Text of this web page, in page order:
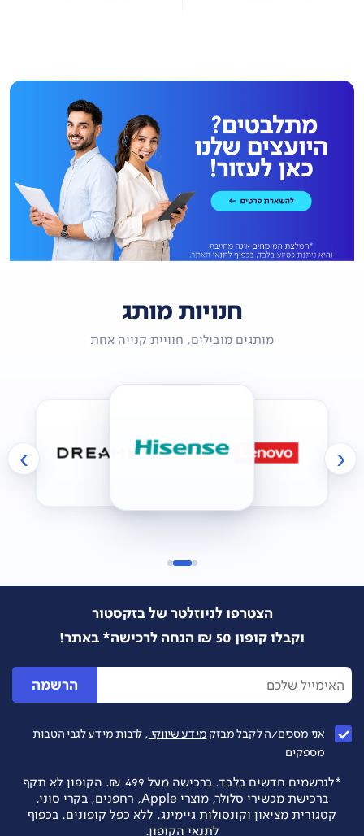
חנויות מותג
מותגים מובילים, חוויית קנייה אחת
‹
›
הצטרפו לניוזלטר של בזקסטור
וקבלו קופון 50 ₪ הנחה לרכישה* באתר!
הרשמה
אני מסכים/ה לקבל מבזק מידע שיווקי , לרבות מידע לגבי הטבות
מספקים
*לנרשמים חדשים בלבד. ברכישה מעל 499 ₪. הקופון לא תקף
ברכישת מכשירי סלולר, מוצרי Apple, רחפנים, בקרי סוני,
קטגורית מציאון וקונסולות גיימינג. ללא כפל קופונים. בכפוף
לתנאי הקופון.